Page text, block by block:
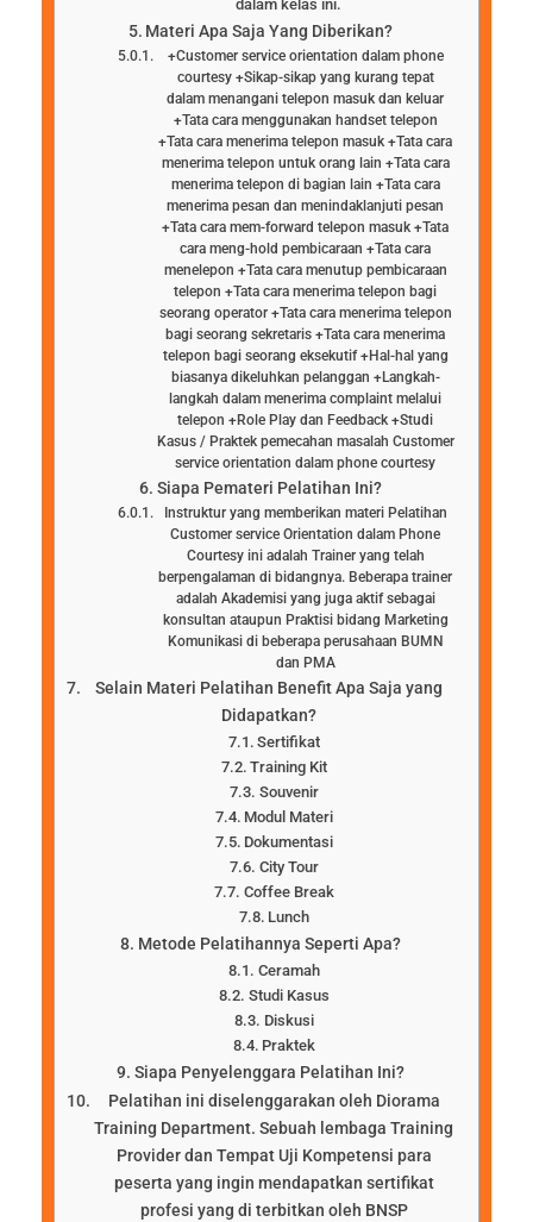
dalam kelas ini.
Materi Apa Saja Yang Diberikan?
+Customer service orientation dalam phone
courtesy +Sikap-sikap yang kurang tepat
dalam menangani telepon masuk dan keluar
+Tata cara menggunakan handset telepon
+Tata cara menerima telepon masuk +Tata cara
menerima telepon untuk orang lain +Tata cara
menerima telepon di bagian lain +Tata cara
menerima pesan dan menindaklanjuti pesan
+Tata cara mem-forward telepon masuk +Tata
cara meng-hold pembicaraan +Tata cara
menelepon +Tata cara menutup pembicaraan
telepon +Tata cara menerima telepon bagi
seorang operator +Tata cara menerima telepon
bagi seorang sekretaris +Tata cara menerima
telepon bagi seorang eksekutif +Hal-hal yang
biasanya dikeluhkan pelanggan +Langkah-
langkah dalam menerima complaint melalui
telepon +Role Play dan Feedback +Studi
Kasus / Praktek pemecahan masalah Customer
service orientation dalam phone courtesy
Siapa Pemateri Pelatihan Ini?
Instruktur yang memberikan materi Pelatihan
Customer service Orientation dalam Phone
Courtesy ini adalah Trainer yang telah
berpengalaman di bidangnya. Beberapa trainer
adalah Akademisi yang juga aktif sebagai
konsultan ataupun Praktisi bidang Marketing
Komunikasi di beberapa perusahaan BUMN
dan PMA
Selain Materi Pelatihan Benefit Apa Saja yang
Didapatkan?
Sertifikat
Training Kit
Souvenir
Modul Materi
Dokumentasi
City Tour
Coffee Break
Lunch
Metode Pelatihannya Seperti Apa?
Ceramah
Studi Kasus
Diskusi
Praktek
Siapa Penyelenggara Pelatihan Ini?
Pelatihan ini diselenggarakan oleh Diorama
Training Department. Sebuah lembaga Training
Provider dan Tempat Uji Kompetensi para
peserta yang ingin mendapatkan sertifikat
profesi yang di terbitkan oleh BNSP